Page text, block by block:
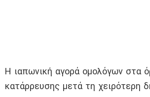
Η ιαπωνική αγορά ομολόγων στα
κατάρρευσης μετά τη χειρότερη